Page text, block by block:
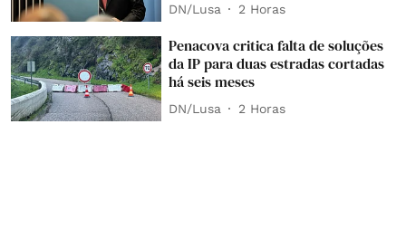
DN/Lusa 2 Horas
Penacova critica falta de soluções
da IP para duas estradas cortadas
há seis meses
DN/Lusa 2 Horas